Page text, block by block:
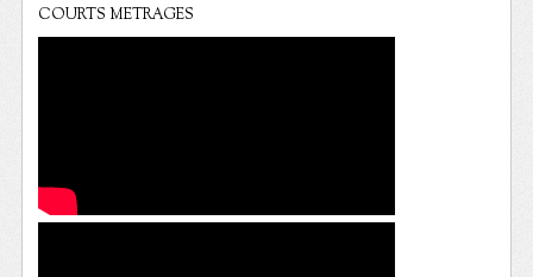
COURTS METRAGES